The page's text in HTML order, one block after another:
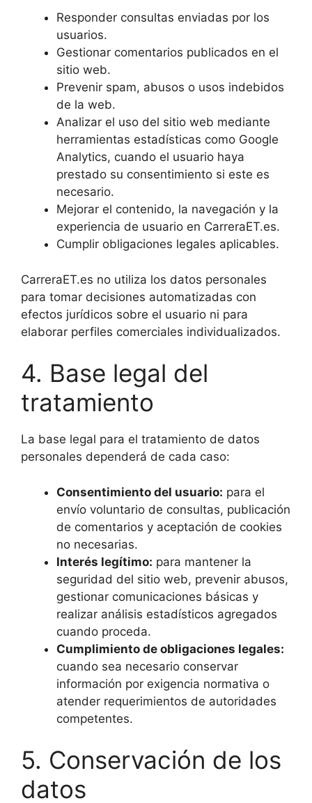
Responder consultas enviadas por los
usuarios.
Gestionar comentarios publicados en el
sitio web.
Prevenir spam, abusos o usos indebidos
de la web.
Analizar el uso del sitio web mediante
herramientas estadísticas como Google
Analytics, cuando el usuario haya
prestado su consentimiento si este es
necesario.
Mejorar el contenido, la navegación y la
experiencia de usuario en CarreraET.es.
Cumplir obligaciones legales aplicables.
CarreraET.es no utiliza los datos personales
para tomar decisiones automatizadas con
efectos jurídicos sobre el usuario ni para
elaborar perfiles comerciales individualizados.
4. Base legal del
tratamiento
La base legal para el tratamiento de datos
personales dependerá de cada caso:
Consentimiento del usuario: para el
envío voluntario de consultas, publicación
de comentarios y aceptación de cookies
no necesarias.
Interés legítimo: para mantener la
seguridad del sitio web, prevenir abusos,
gestionar comunicaciones básicas y
realizar análisis estadísticos agregados
cuando proceda.
Cumplimiento de obligaciones legales:
cuando sea necesario conservar
información por exigencia normativa o
atender requerimientos de autoridades
competentes.
5. Conservación de los
datos